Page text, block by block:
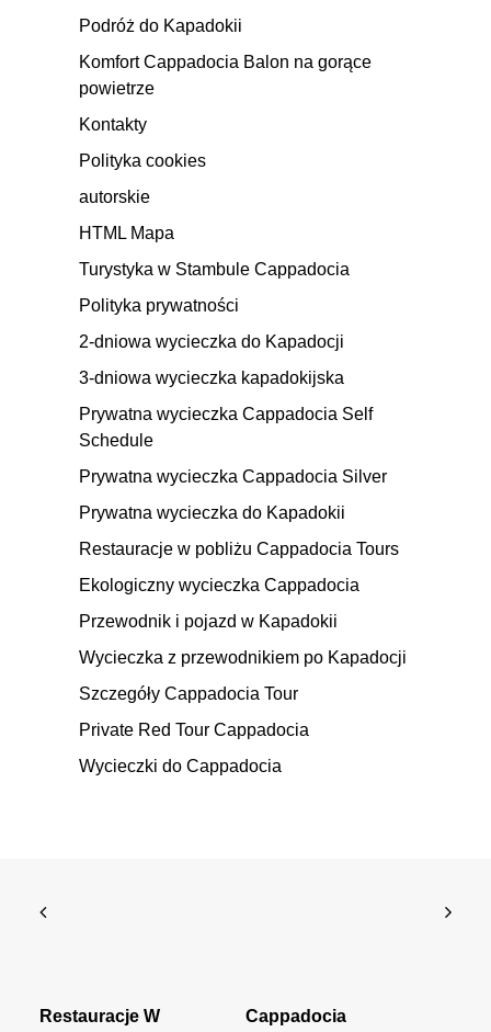
Podróż do Kapadokii
Komfort Cappadocia Balon na gorące
powietrze
Kontakty
Polityka cookies
autorskie
HTML Mapa
Turystyka w Stambule Cappadocia
Polityka prywatności
2-dniowa wycieczka do Kapadocji
3-dniowa wycieczka kapadokijska
Prywatna wycieczka Cappadocia Self
Schedule
Prywatna wycieczka Cappadocia Silver
Prywatna wycieczka do Kapadokii
Restauracje w pobliżu Cappadocia Tours
Ekologiczny wycieczka Cappadocia
Przewodnik i pojazd w Kapadokii
Wycieczka z przewodnikiem po Kapadocji
Szczegóły Cappadocia Tour
Private Red Tour Cappadocia
Wycieczki do Cappadocia
Restauracje W
Cappadocia